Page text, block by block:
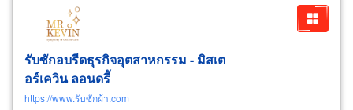
รับซักอบรีดธุรกิจอุตสาหกรรม - มิสเต
อร์เควิน ลอนดรี้
https://www.รับซักผ้า.com